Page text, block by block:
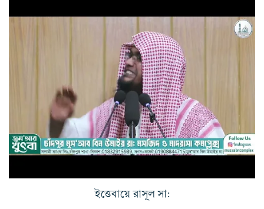
ইত্তেবায়ে রাসূল সা: